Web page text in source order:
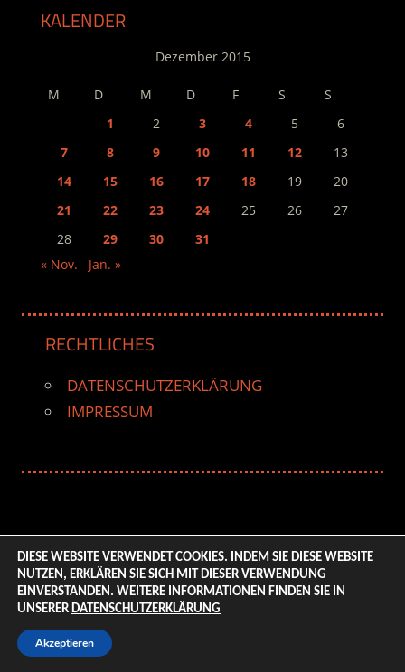
KALENDER
Dezember 2015
M D M D F S
S
1
2 3 4 5
6
7
8 9 10 11 12
13
14
15 16 17 18 19
20
21
22 23 24 25 26
27
28
29 30
31
« Nov.
Jan. »
RECHTLICHES
DATENSCHUTZERKLÄRUNG
IMPRESSUM
© 2026 ENTERTAINMENT BASE – Life & Style Magazine.
All Rights Reserved. | Based on
DIESE WEBSITE VERWENDET COOKIES. INDEM SIE DIESE WEBSITE
NUTZEN, ERKLÄREN SIE SICH MIT DIESER VERWENDUNG
EINVERSTANDEN. WEITERE INFORMATIONEN FINDEN SIE IN
UNSERER DATENSCHUTZERKLÄRUNG
Akzeptieren